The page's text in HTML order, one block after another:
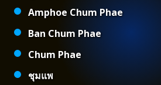
Amphoe Chum Phae
Ban Chum Phae
Chum Phae
ชุมแพ